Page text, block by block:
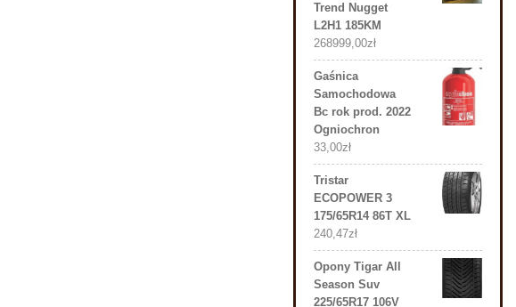
Trend Nugget
L2H1 185KM
268999,00zł
Gaśnica
Samochodowa
Bc rok prod. 2022
Ogniochron
33,00zł
Tristar
ECOPOWER 3
175/65R14 86T XL
240,47zł
Opony Tigar All
Season Suv
225/65R17 106V